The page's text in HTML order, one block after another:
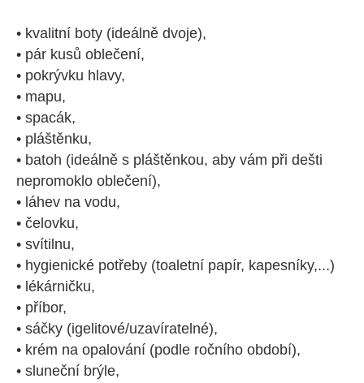
• kvalitní boty (ideálně dvoje),
• pár kusů oblečení,
• pokrývku hlavy,
• mapu,
• spacák,
• pláštěnku,
• batoh (ideálně s pláštěnkou, aby vám při dešti
nepromoklo oblečení),
• láhev na vodu,
• čelovku,
• svítilnu,
• hygienické potřeby (toaletní papír, kapesníky,...)
• lékárničku,
• příbor,
• sáčky (igelitové/uzavíratelné),
• krém na opalování (podle ročního období),
• sluneční brýle,